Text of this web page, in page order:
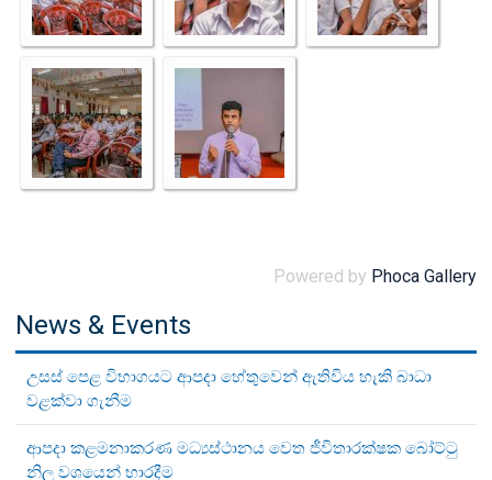
Powered by Phoca Gallery
News & Events
උසස් පෙළ විභාගයට ආපදා හේතුවෙන් ඇතිවිය හැකි බාධා
වළක්වා ගැනීම
ආපදා කළමනාකරණ මධ්‍යස්ථානය වෙත ජීවිතාරක්ෂක බෝට්ටු
නිල වශයෙන් භාරදීම